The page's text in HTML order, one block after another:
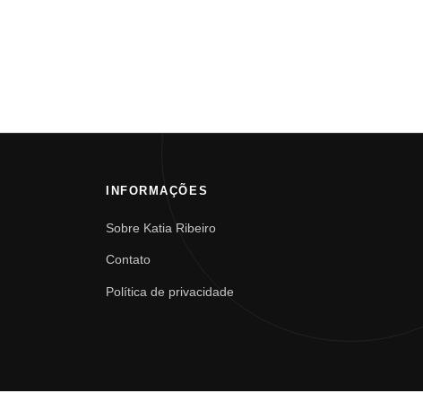
INFORMAÇÕES
Sobre Katia Ribeiro
Contato
Política de privacidade